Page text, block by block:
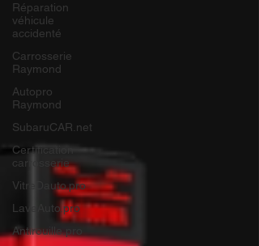
Réparation
véhicule
accidenté
Carrosserie
Raymond
Autopro
Raymond
SubaruCAR.net
Certification
carrosserie
VitreDauto.pro
LaveAuto.pro
Antirouille.pro